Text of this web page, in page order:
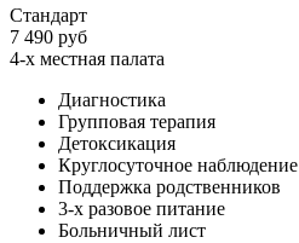
Стандарт
7 490 руб
4-х местная палата
Диагностика
Групповая терапия
Детоксикация
Круглосуточное наблюдение
Поддержка родственников
3-х разовое питание
Больничный лист